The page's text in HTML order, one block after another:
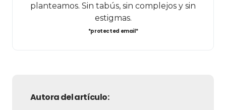
planteamos. Sin tabús, sin complejos y sin
estigmas.
*protected email*
Autora del artículo: